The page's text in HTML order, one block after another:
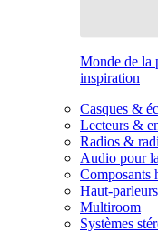
Monde de la
inspiration
Casques &
Lecteurs &
Radios &
Audio pour
Composants
Haut-parleurs
Multiroom
Systèmes